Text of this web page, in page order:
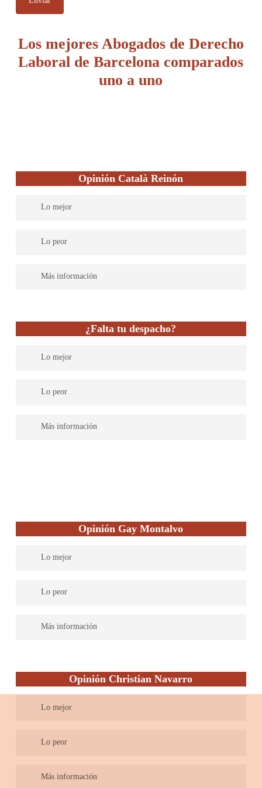
Los mejores Abogados de Derecho
Laboral de Barcelona comparados
uno a uno
Opinión Català Reinón
Lo mejor
Lo peor
Más información
siempre la calidad de sus servicios.
¿Falta tu despacho?
Lo mejor
Lo peor
Más información
Opinión Gay Montalvo
Lo mejor
clientes un equipo multidisciplinar con especialización en las
litigación ante todas las jurisdicciones e instancias tanto a nivel
Lo peor
Más información
dar un servicio profesional, integral, personalizado y de calidad
clientes.
Opinión Christian Navarro
Lo mejor
Lo peor
Más información